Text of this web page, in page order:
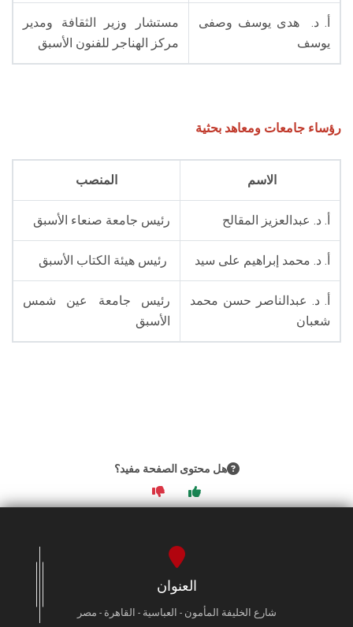
مستشار وزير الثقافة ومدير
مركز الهناجر للفنون الأسبق
أ. د. هدى يوسف وصفى
يوسف
رؤساء جامعات ومعاهد بحثية
الاسم المنصب
أ. د. عبدالعزيز المقالح رئيس جامعة صنعاء الأسبق
أ. د. محمد إبراهيم على سيد رئيس هيئة الكتاب الأسبق
أ. د. عبدالناصر حسن محمد
شعبان
رئيس جامعة عين شمس
الأسبق
هل محتوى الصفحة مفيد؟
العنوان
شارع الخليفة المأمون - العباسية - القاهرة - مصر